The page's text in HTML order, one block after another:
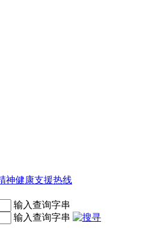
输入查询字串
输入查询字串